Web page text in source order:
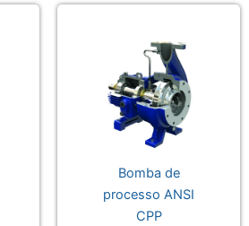
Bomba de
processo ANSI
CPP